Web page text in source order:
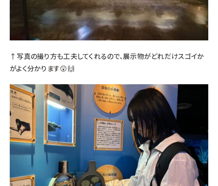
↑写真の撮り方も工夫してくれるので、展示物がどれだけスゴイか
がよく分かります😲🙌